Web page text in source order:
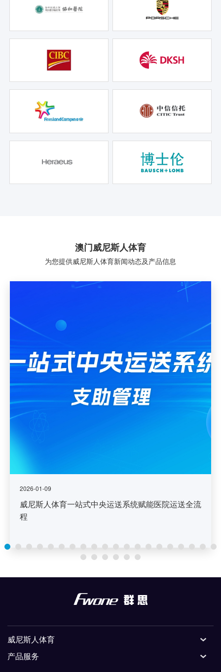
澳门威尼斯人体育
为您提供威尼斯人体育新闻动态及产品信息
2026-01-09
威尼斯人体育一站式中央运送系统赋能医院运送全流
程
威尼斯人体育
产品服务